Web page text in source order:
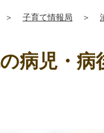
＞ 子育て情報局 ＞
病児・